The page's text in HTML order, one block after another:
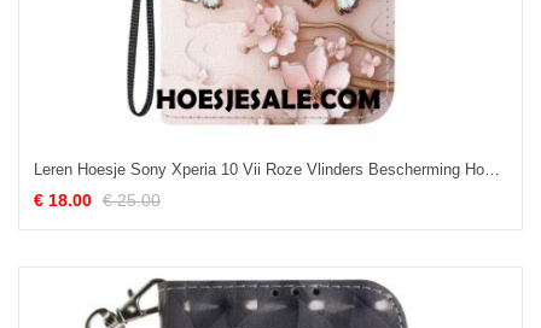
Leren Hoesje Sony Xperia 10 Vii Roze Vlinders Bescherming Hoesje
€ 18.00 € 25.00